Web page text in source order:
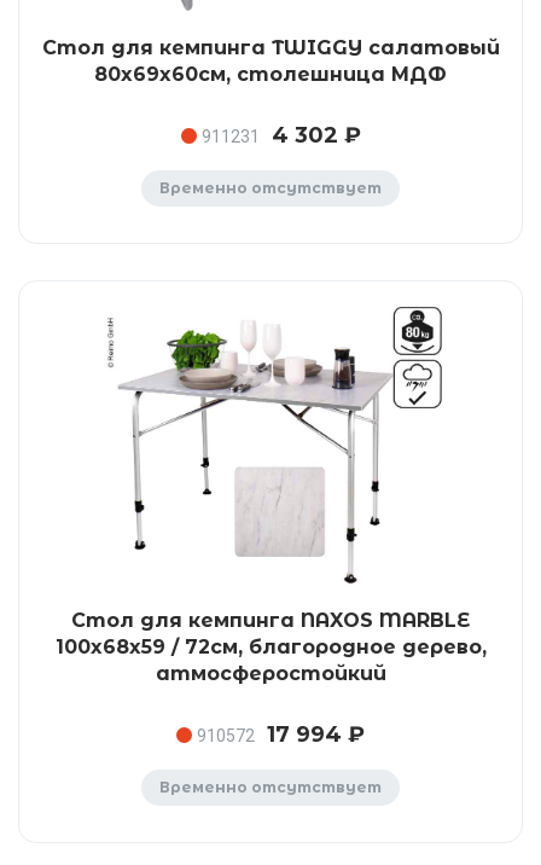
Стол для кемпинга TWIGGY салатовый
80x69x60см, столешница МДФ
911231 4 302 ₽
Временно отсутствует
Стол для кемпинга NAXOS MARBLE
100x68x59 / 72см, благородное дерево,
атмосферостойкий
910572 17 994 ₽
Временно отсутствует